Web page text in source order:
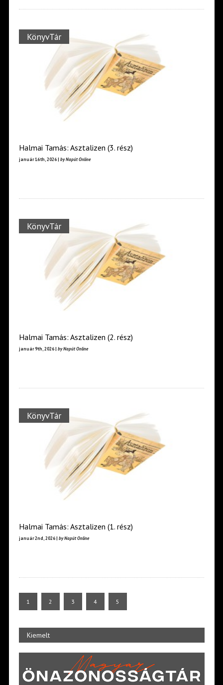
KönyvTár
Halmai Tamás: Asztalizen (3. rész)
január 16th, 2026 | by Napút Online
KönyvTár
Halmai Tamás: Asztalizen (2. rész)
január 9th, 2026 | by Napút Online
KönyvTár
Halmai Tamás: Asztalizen (1. rész)
január 2nd, 2026 | by Napút Online
1 2 3 4 5
Kiemelt